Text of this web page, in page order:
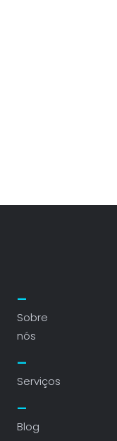
Sobre
nós
Serviços
Blog